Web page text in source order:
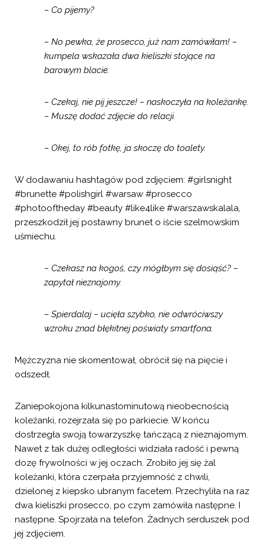
– Co pijemy?
– No pewka, że prosecco, już nam zamówiłam! –
kumpela wskazała dwa kieliszki stojące na
barowym blacie.
– Czekaj, nie pij jeszcze! – naskoczyła na koleżankę.
– Muszę dodać zdjęcie do relacji.
– Okej, to rób fotkę, ja skoczę do toalety.
W dodawaniu hashtagów pod zdjęciem: #girlsnight
#brunette #polishgirl #warsaw #prosecco
#photooftheday #beauty #like4like #warszawskalala,
przeszkodził jej postawny brunet o iście szelmowskim
uśmiechu.
– Czekasz na kogoś, czy mógłbym się dosiąść? –
zapytał nieznajomy.
– Spierdalaj – ucięła szybko, nie odwróciwszy
wzroku znad błękitnej poświaty smartfona.
Mężczyzna nie skomentował, obrócił się na pięcie i
odszedł.
Zaniepokojona kilkunastominutową nieobecnością
koleżanki, rozejrzała się po parkiecie. W końcu
dostrzegła swoją towarzyszkę tańczącą z nieznajomym.
Nawet z tak dużej odległości widziała radość i pewną
dozę frywolności w jej oczach. Zrobiło jej się żal
koleżanki, która czerpała przyjemność z chwili,
dzielonej z kiepsko ubranym facetem. Przechyliła na raz
dwa kieliszki prosecco, po czym zamówiła następne. I
następne. Spojrzała na telefon. Żadnych serduszek pod
jej zdjęciem.